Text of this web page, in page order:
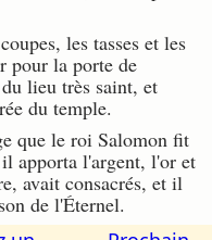
les tasses et les
pour la porte de
lieu très saint, et
du temple.
que le roi Salomon fit
apporta l'argent, l'or et
avait consacrés, et il
de l'Éternel.